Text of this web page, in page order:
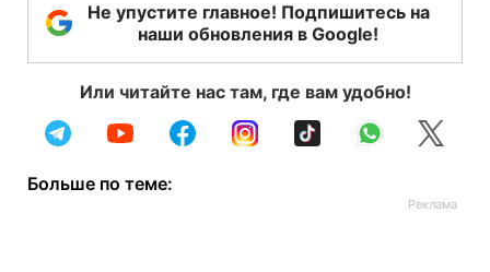
Не упустите главное! Подпишитесь на
наши обновления в Google!
Или читайте нас там, где вам удобно!
Больше по теме: